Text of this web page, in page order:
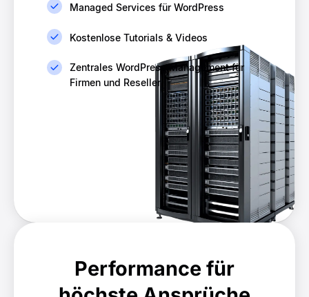
Managed Services für WordPress
Kostenlose Tutorials & Videos
Zentrales WordPress Management für
Firmen und Reseller
Performance für